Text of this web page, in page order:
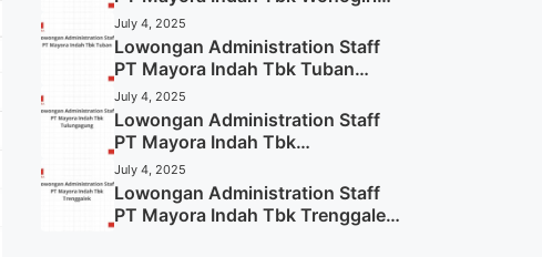
Tahun 2025 (Apply Now)
July 4, 2025
Lowongan Administration Staff
PT Mayora Indah Tbk Tuban
Tahun 2025 (Resmi)
July 4, 2025
Lowongan Administration Staff
PT Mayora Indah Tbk
Tulungagung Tahun 2025 (Lamar
Sekarang)
July 4, 2025
Lowongan Administration Staff
PT Mayora Indah Tbk Trenggalek